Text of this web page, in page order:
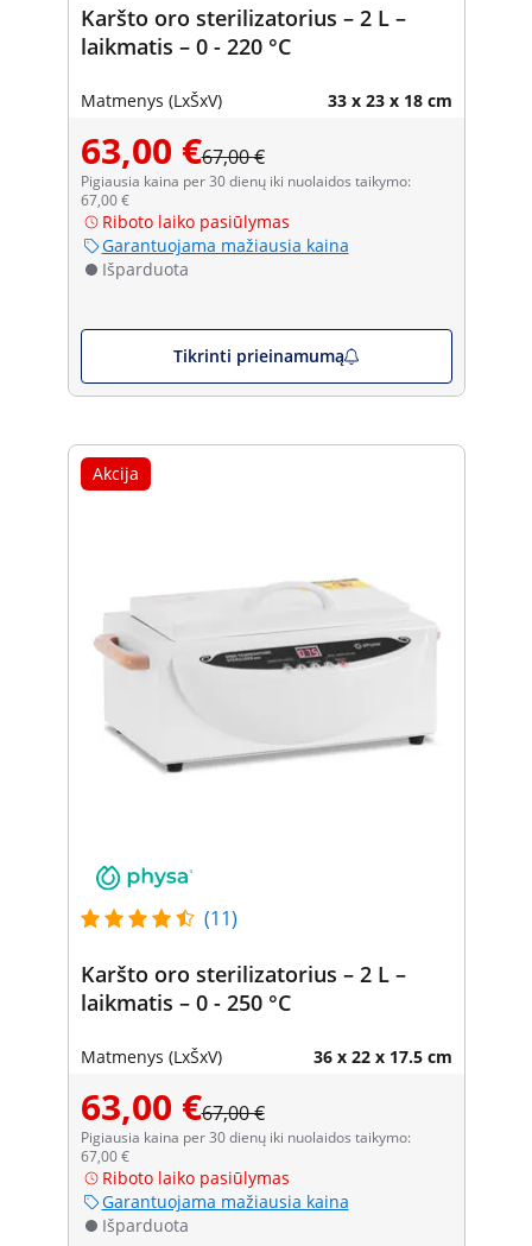
Karšto oro sterilizatorius – 2 L –
laikmatis – 0 - 220 °C
Matmenys (LxŠxV) 33 x 23 x 18 cm
63,00 €67,00 €
Pigiausia kaina per 30 dienų iki nuolaidos taikymo:
67,00 €
Riboto laiko pasiūlymas
Garantuojama mažiausia kaina
Išparduota
Tikrinti prieinamumą
Akcija
(11)
Karšto oro sterilizatorius – 2 L –
laikmatis – 0 - 250 °C
Matmenys (LxŠxV) 36 x 22 x 17.5 cm
63,00 €67,00 €
Pigiausia kaina per 30 dienų iki nuolaidos taikymo:
67,00 €
Riboto laiko pasiūlymas
Garantuojama mažiausia kaina
Išparduota